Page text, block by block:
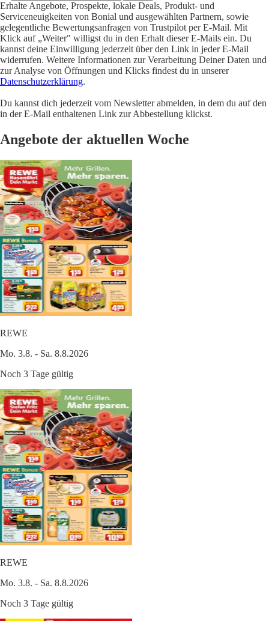
Erhalte Angebote, Prospekte, lokale Deals, Produkt- und
Serviceneuigkeiten von Bonial und ausgewählten Partnern, sowie
gelegentliche Bewertungsanfragen von Trustpilot per E-Mail. Mit
Klick auf „Weiter" willigst du in den Erhalt dieser E-Mails ein. Du
kannst deine Einwilligung jederzeit über den Link in jeder E-Mail
widerrufen. Weitere Informationen zur Verarbeitung Deiner Daten und
zur Analyse von Öffnungen und Klicks findest du in unserer
Datenschutzerklärung.
Du kannst dich jederzeit vom Newsletter abmelden, in dem du auf den
in der E-Mail enthaltenen Link zur Abbestellung klickst.
Angebote der aktuellen Woche
REWE
Mo. 3.8. - Sa. 8.8.2026
Noch 3 Tage gültig
REWE
Mo. 3.8. - Sa. 8.8.2026
Noch 3 Tage gültig